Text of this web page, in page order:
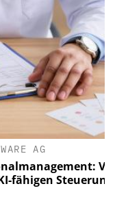
AG
Von
Steuerung